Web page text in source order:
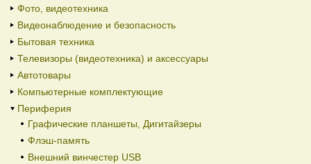
Фото, видеотехника
Видеонаблюдение и безопасность
Бытовая техника
Телевизоры (видеотехника) и аксессуары
Автотовары
Компьютерные комплектующие
Периферия
Графические планшеты, Дигитайзеры
Флэш-память
Внешний винчестер USB